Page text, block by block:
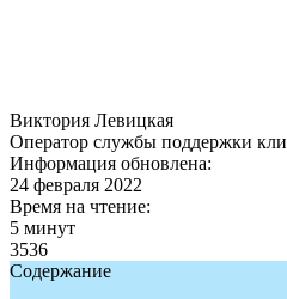
Виктория Левицкая
Оператор службы поддержки
Информация обновлена:
24 февраля 2022
Время на чтение:
5 минут
3536
Содержание